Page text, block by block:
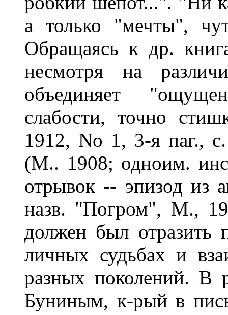
а только "мечты",
Обращаясь к др.
несмотря на
объединяет
слабости, точно
1912, No 1, 3-я паг.,
(М.. 1908; одноим.
отрывок -- эпизод из
назв. "Погром", М.,
должен был отразить
личных судьбах и
разных поколений. В
Буниным, к-рый в